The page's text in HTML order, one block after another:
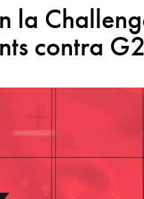
la
contra